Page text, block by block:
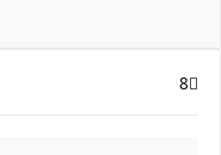
8